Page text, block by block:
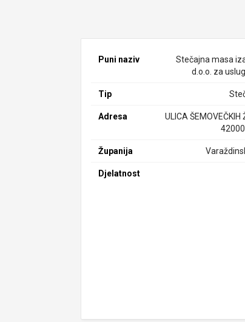
Puni naziv
Stečajna masa
d.o.o. za
Tip
Adresa
ULICA ŠEMOVEČKIH
42000
Županija
Djelatnost